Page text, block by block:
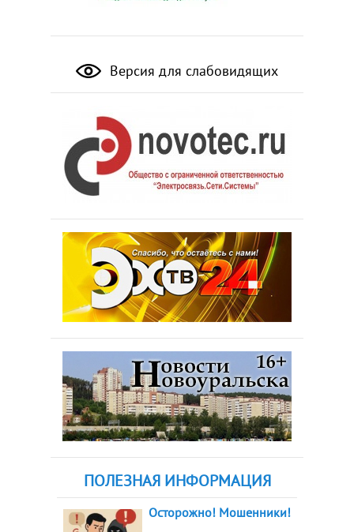
Версия для слабовидящих
ПОЛЕЗНАЯ ИНФОРМАЦИЯ
Осторожно! Мошенники!